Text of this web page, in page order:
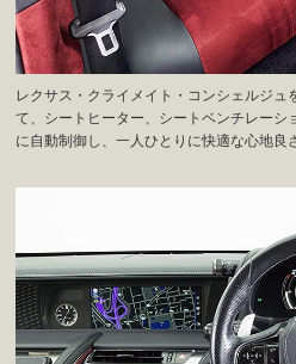
レクサス・クライメイト・コンシェルジュ
て、シートヒーター、シートベンチレーシ
に自動制御し、一人ひとりに快適な心地良